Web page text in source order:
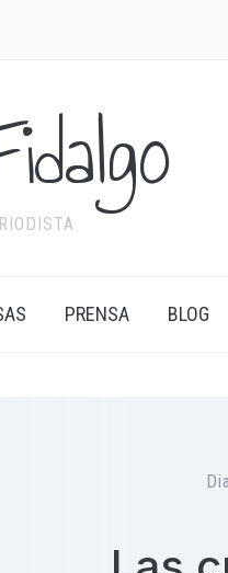
PRENSA BLOG